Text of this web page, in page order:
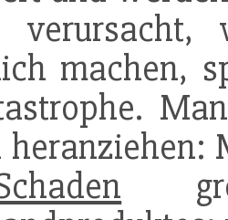
machen,